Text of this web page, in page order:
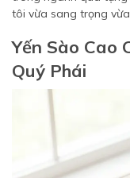
tôi vừa sang trọng
Yến Sào Cao
Quý Phái